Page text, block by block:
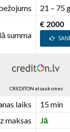
21 – 75
summa
€ 2000
CREDITON atsauksmes
laiks
15 min
maksas
Jā